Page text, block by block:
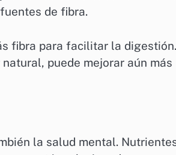
de fibra.
fibra para facilitar la digestión.
puede mejorar aún más
la salud mental.